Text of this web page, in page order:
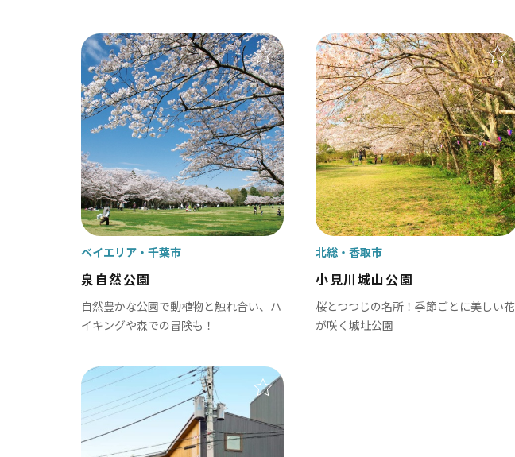
ベイエリア
千葉市
市川市
船橋市
習志野市
八千代市
浦安市
四街道市
東葛飾
松戸市
野田市
柏市
流山市
我孫子市
鎌ケ谷市
泉自然公園
自然豊かな公園で動植物と触れ合い、ハ
イキングや森での冒険も！
ベイエリア 千葉市
小見川城山公園
桜とつつじの名所！季節ごとに美しい花
が咲く城址公園
北総 香取市